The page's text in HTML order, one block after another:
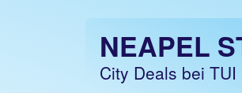
NEAPEL
City Deals bei TUI